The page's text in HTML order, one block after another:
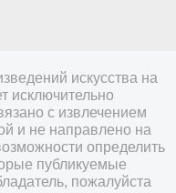
искусства на
исключительно
с извлечением
и не направлено на
определить
публикуемые
пожалуйста